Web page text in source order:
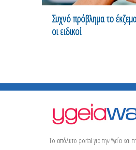
Συχνό πρόβλημα το
οι ειδικοί
Το απόλυτο portal για την Υγεία και